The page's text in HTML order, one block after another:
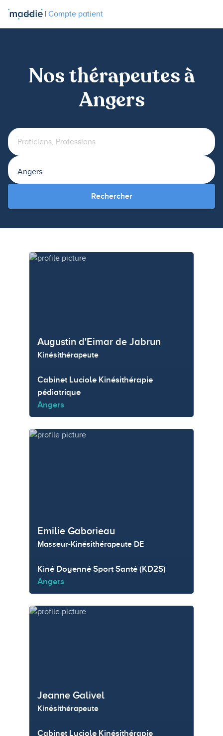
|Compte patient
Nos thérapeutes à
Angers
Rechercher
Augustin d'Eimar de Jabrun
Kinésithérapeute
Cabinet Luciole Kinésithérapie
pédiatrique
Angers
Emilie Gaborieau
Masseur-Kinésithérapeute DE
Kiné Doyenné Sport Santé (KD2S)
Angers
Jeanne Galivel
Kinésithérapeute
Cabinet Luciole Kinésithérapie